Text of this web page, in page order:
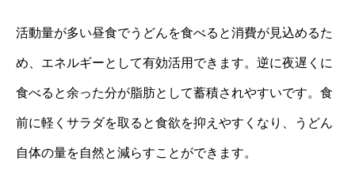
活動量が多い昼食でうどんを食べると消費が見込めるた
め、エネルギーとして有効活用できます。逆に夜遅くに
食べると余った分が脂肪として蓄積されやすいです。食
前に軽くサラダを取ると食欲を抑えやすくなり、うどん
自体の量を自然と減らすことができます。